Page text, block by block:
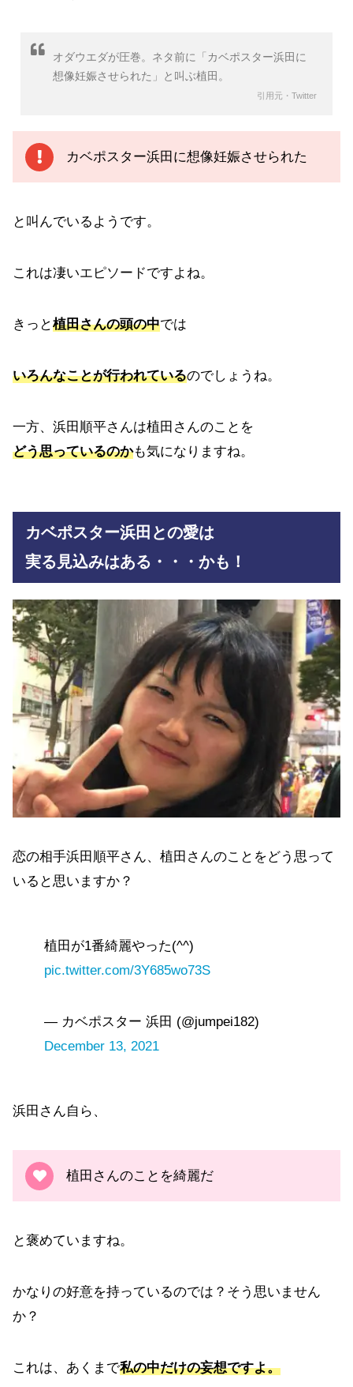
オダウエダが圧巻。ネタ前に「カベポスター浜田に
想像妊娠させられた」と叫ぶ植田。
引用元・Twitter
カベポスター浜田に想像妊娠させられた
と叫んでいるようです。
これは凄いエピソードですよね。
きっと植田さんの頭の中では
いろんなことが行われているのでしょうね。
一方、浜田順平さんは植田さんのことを
どう思っているのかも気になりますね。
カベポスター浜田との愛は
実る見込みはある・・・かも！
恋の相手浜田順平さん、植田さんのことをどう思って
いると思いますか？
植田が1番綺麗やった(^^)
pic.twitter.com/3Y685wo73S
— カベポスター 浜田 (@jumpei182)
December 13, 2021
浜田さん自ら、
植田さんのことを綺麗だ
と褒めていますね。
かなりの好意を持っているのでは？そう思いません
か？
これは、あくまで私の中だけの妄想ですよ。